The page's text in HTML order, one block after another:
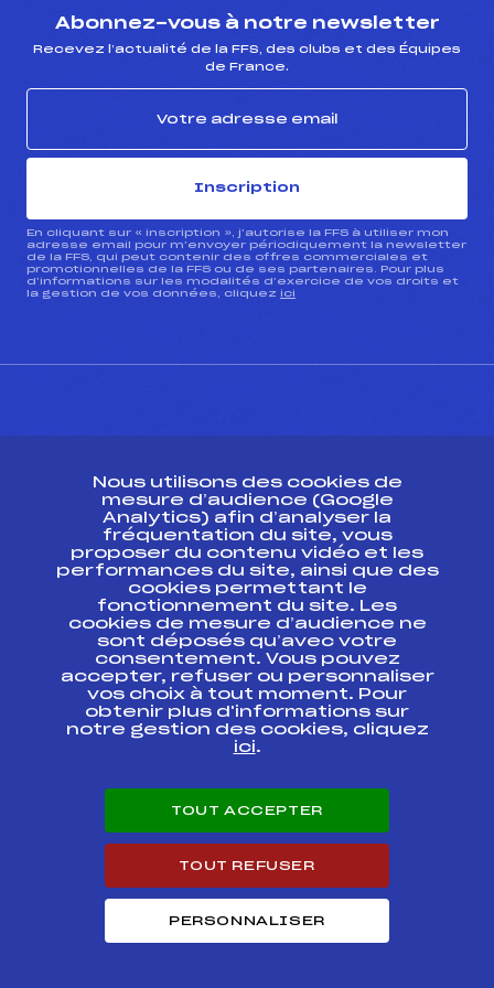
Abonnez-vous à notre newsletter
Recevez l’actualité de la FFS, des clubs et des Équipes
de France.
Inscription
En cliquant sur « inscription », j’autorise la FFS à utiliser mon
adresse email pour m’envoyer périodiquement la newsletter
de la FFS, qui peut contenir des offres commerciales et
promotionnelles de la FFS ou de ses partenaires. Pour plus
d’informations sur les modalités d’exercice de vos droits et
la gestion de vos données, cliquez ici
Ressources
Pass’Neige
Projet sportif fédéral
Projet de performance fédéral
Antidopage
Pôle Développement, Formation, Suivi
Scientifique
Listes ministérielles
Pôle vie de l’athlète
Enseignement professionnel
Carrières
Nous utilisons des cookies de
mesure d’audience (Google
Analytics) afin d’analyser la
fréquentation du site, vous
proposer du contenu vidéo et les
performances du site, ainsi que des
cookies permettant le
fonctionnement du site. Les
cookies de mesure d’audience ne
sont déposés qu’avec votre
consentement. Vous pouvez
accepter, refuser ou personnaliser
vos choix à tout moment. Pour
obtenir plus d'informations sur
notre gestion des cookies, cliquez
ici.
TOUT ACCEPTER
TOUT REFUSER
PERSONNALISER